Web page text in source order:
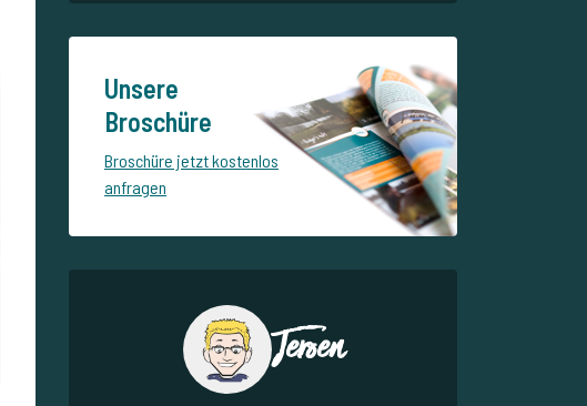
Unsere
Broschüre
Broschüre jetzt kostenlos
anfragen
Jeroen